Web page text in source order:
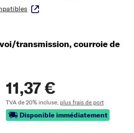
transmission, courroie de
11,37 €
TVA de 20% incluse, plus frais de port
Disponible immédiatement